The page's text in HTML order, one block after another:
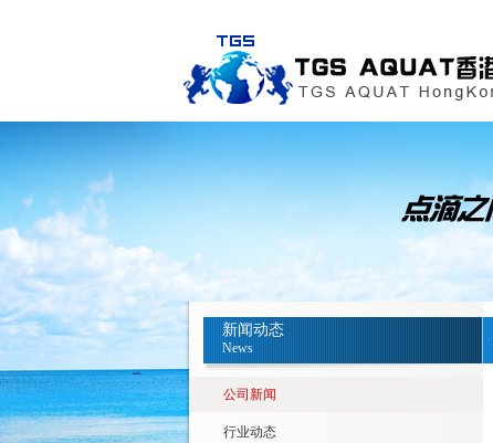
新闻动态
News
公司新闻
行业动态